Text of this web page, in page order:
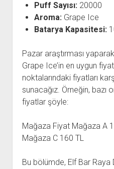
Puff Sayısı:20000
Aroma:Grape Ice
Batarya Kapasitesi:
Pazar araştırması
Grape Ice’in en uygun
noktalarındaki fiyatları
sunacağız. Örneğin, bazı
fiyatlar şöyle:
Mağaza Fiyat Mağaza A
Mağaza C 160 TL
Bu bölümde, Elf Bar